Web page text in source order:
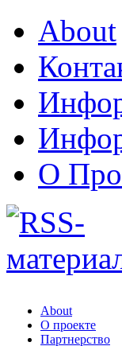
About
О
About
О проекте
Партнерство